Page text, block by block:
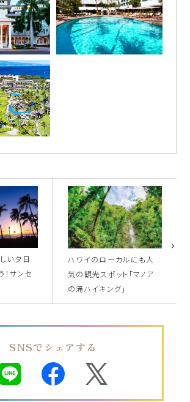
い夕日
！サンセ
ハワイのローカルにも人
気の観光スポット「マノア
の滝ハイキング」
SNSでシェアする